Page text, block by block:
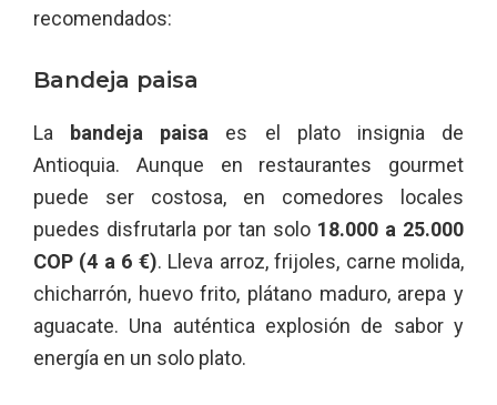
recomendados:
Bandeja paisa
La bandeja paisa es el plato insignia de
Antioquia. Aunque en restaurantes gourmet
puede ser costosa, en comedores locales
puedes disfrutarla por tan solo 18.000 a 25.000
COP (4 a 6 €). Lleva arroz, frijoles, carne molida,
chicharrón, huevo frito, plátano maduro, arepa y
aguacate. Una auténtica explosión de sabor y
energía en un solo plato.